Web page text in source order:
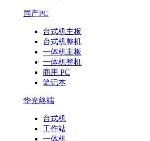
国产PC
台式机主板
台式机整机
一体机主板
一体机整机
商用 PC
笔记本
华光终端
台式机
工作站
一体机